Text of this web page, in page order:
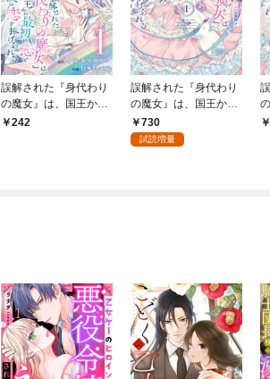
誤解された『身代わり
の魔女』は、国王から
最初の恋と最後の恋を
242
誤解された『身代わり
の魔女』は、国王から
最初の恋と最後の恋を
捧げられる（コミッ
730
試読増量